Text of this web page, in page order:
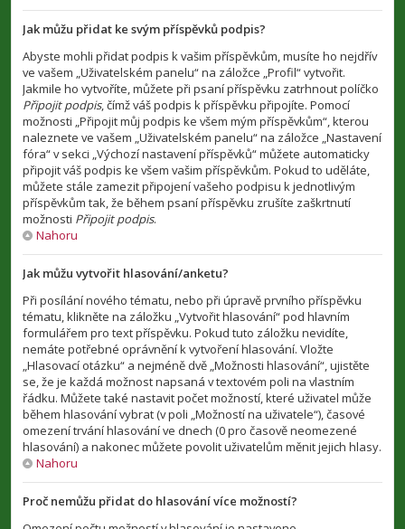
Jak můžu přidat ke svým příspěvků podpis?
Abyste mohli přidat podpis k vašim příspěvkům, musíte ho nejdřív
ve vašem „Uživatelském panelu“ na záložce „Profil“ vytvořit.
Jakmile ho vytvoříte, můžete při psaní příspěvku zatrhnout políčko
Připojit podpis, čímž váš podpis k příspěvku připojíte. Pomocí
možnosti „Připojit můj podpis ke všem mým příspěvkům“, kterou
naleznete ve vašem „Uživatelském panelu“ na záložce „Nastavení
fóra“ v sekci „Výchozí nastavení příspěvků“ můžete automaticky
připojit váš podpis ke všem vašim příspěvkům. Pokud to uděláte,
můžete stále zamezit připojení vašeho podpisu k jednotlivým
příspěvkům tak, že během psaní příspěvku zrušíte zaškrtnutí
možnosti Připojit podpis.
Nahoru
Jak můžu vytvořit hlasování/anketu?
Při posílání nového tématu, nebo při úpravě prvního příspěvku
tématu, klikněte na záložku „Vytvořit hlasování“ pod hlavním
formulářem pro text příspěvku. Pokud tuto záložku nevidíte,
nemáte potřebné oprávnění k vytvoření hlasování. Vložte
„Hlasovací otázku“ a nejméně dvě „Možnosti hlasování“, ujistěte
se, že je každá možnost napsaná v textovém poli na vlastním
řádku. Můžete také nastavit počet možností, které uživatel může
během hlasování vybrat (v poli „Možností na uživatele“), časové
omezení trvání hlasování ve dnech (0 pro časově neomezené
hlasování) a nakonec můžete povolit uživatelům měnit jejich hlasy.
Nahoru
Proč nemůžu přidat do hlasování více možností?